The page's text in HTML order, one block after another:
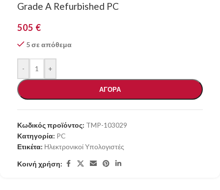
Grade A Refurbished PC
505 €
5 σε απόθεμα
- +
ΑΓΟΡΑ
Κωδικός προϊόντος: TMP-103029
Κατηγορία: PC
Ετικέτα: Ηλεκτρονικοί Υπολογιστές
Κοινή χρήση: